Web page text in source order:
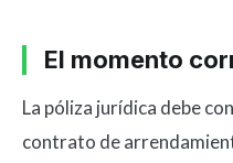
El momento
La póliza jurídica debe
contrato de